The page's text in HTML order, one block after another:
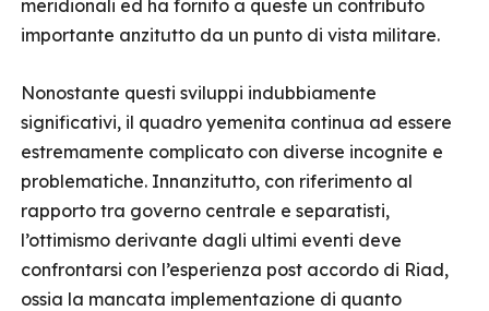
meridionali ed ha fornito a queste un contributo
importante anzitutto da un punto di vista militare.
Nonostante questi sviluppi indubbiamente
significativi, il quadro yemenita continua ad essere
estremamente complicato con diverse incognite e
problematiche. Innanzitutto, con riferimento al
rapporto tra governo centrale e separatisti,
l’ottimismo derivante dagli ultimi eventi deve
confrontarsi con l’esperienza post accordo di Riad,
ossia la mancata implementazione di quanto